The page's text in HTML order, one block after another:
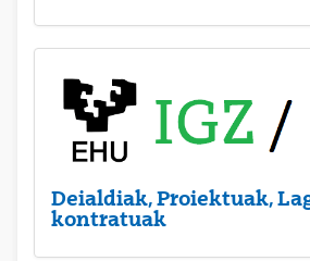
Deialdiak, Proiektuak,
kontratuak